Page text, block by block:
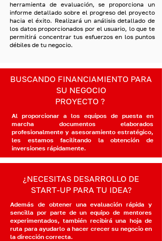
herramienta de evaluación, se proporciona un
informe detallado sobre el progreso del proyecto
hacia el éxito. Realizará un análisis detallado de
los datos proporcionados por el usuario, lo que te
permitirá concentrar tus esfuerzos en los puntos
débiles de tu negocio.
BUSCANDO FINANCIAMIENTO PARA
SU NEGOCIO
PROYECTO ?
Al proporcionar a los equipos de puesta en
marcha documentos elaborados
profesionalmente y asesoramiento estratégico,
les estamos facilitando la obtención de
inversiones rápidamente.
¿NECESITAS DESARROLLO DE
START-UP PARA TU IDEA?
Además de obtener una evaluación rápida y
sencilla por parte de un equipo de mentores
experimentados, también recibirá una hoja de
ruta para ayudarlo a hacer crecer su negocio en
la dirección correcta.